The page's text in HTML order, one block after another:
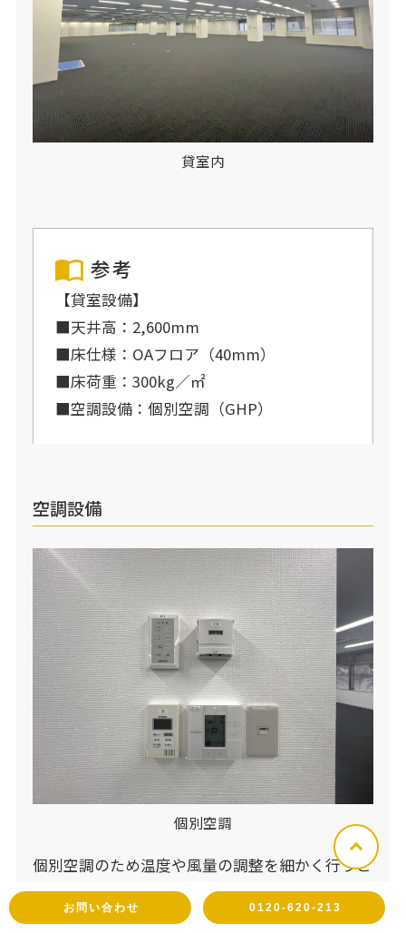
貸室内
参考
【貸室設備】
■天井高：2,600mm
■床仕様：OAフロア（40mm）
■床荷重：300kg／㎡
■空調設備：個別空調（GHP）
空調設備
個別空調
個別空調のため温度や風量の調整を細かく行うこ
とができます◎
単体で加湿器も備わっているので湿度も最適な状
お問い合わせ 0120-620-213